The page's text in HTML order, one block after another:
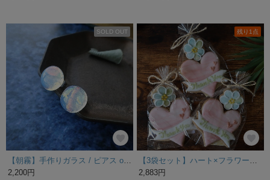
SOLD OUT
2,200円
残り1点
2,883円